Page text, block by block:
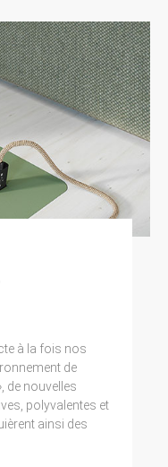
à la fois nos
de
de nouvelles
polyvalentes et
ainsi des